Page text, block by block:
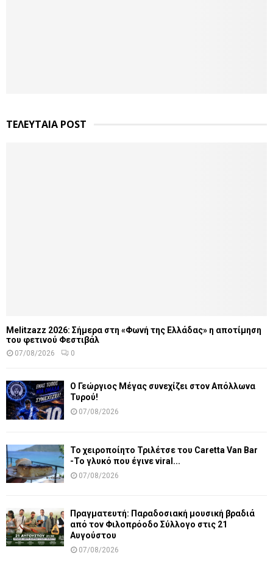
ΤΕΛΕΥΤΑΙΑ POST
Melitzazz 2026: Σήμερα στη «Φωνή της Ελλάδας» η αποτίμηση
του φετινού Φεστιβάλ
07/08/2026 0
Ο Γεώργιος Μέγας συνεχίζει στον Απόλλωνα
Τυρού!
07/08/2026
Το χειροποίητο Τριλέτσε του Caretta Van Bar
-Το γλυκό που έγινε viral...
07/08/2026
Πραγματευτή: Παραδοσιακή μουσική βραδιά
από τον Φιλοπρόοδο Σύλλογο στις 21
Αυγούστου
07/08/2026